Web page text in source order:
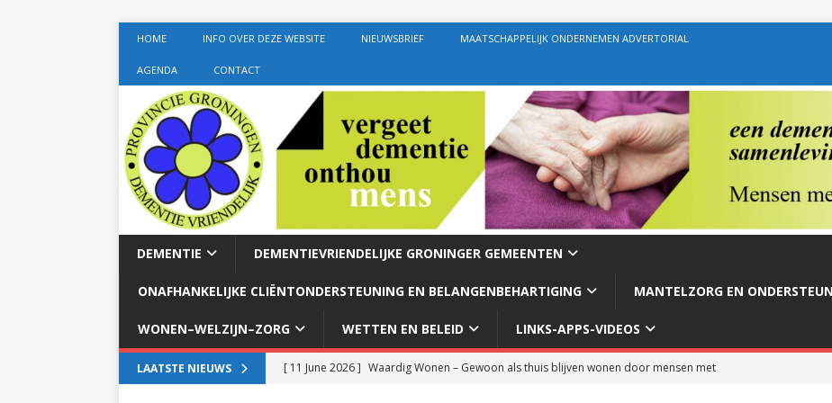
HOME INFO OVER DEZE WEBSITE NIEUWSBRIEF MAATSCHAPPELIJK ONDERNEMEN ADVERTORIAL
AGENDA CONTACT
DEMENTIE DEMENTIEVRIENDELIJKE GRONINGER GEMEENTEN
ONAFHANKELIJKE CLIËNTONDERSTEUNING EN BELANGENBEHARTIGING MANTELZORG EN
WONEN–WELZIJN–ZORG WETTEN EN BELEID LINKS-APPS-VIDEOS
LAATSTE NIEUWS [ 11 June 2026 ] Waardig Wonen – Gewoon als thuis blijven wonen door mensen met